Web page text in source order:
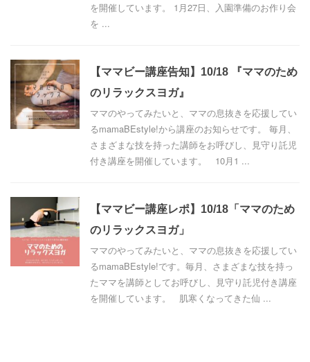
を開催しています。 1月27日、入園準備のお作り会
を ...
【ママビー講座告知】10/18 『ママのため
のリラックスヨガ』
ママのやってみたいと、ママの息抜きを応援してい
るmamaBEstyle!から講座のお知らせです。 毎月、
さまざまな技を持った講師をお呼びし、見守り託児
付き講座を開催しています。 10月1 ...
【ママビー講座レポ】10/18「ママのため
のリラックスヨガ」
ママのやってみたいと、ママの息抜きを応援してい
るmamaBEstyle!です。毎月、さまざまな技を持っ
たママを講師としてお呼びし、見守り託児付き講座
を開催しています。 肌寒くなってきた仙 ...